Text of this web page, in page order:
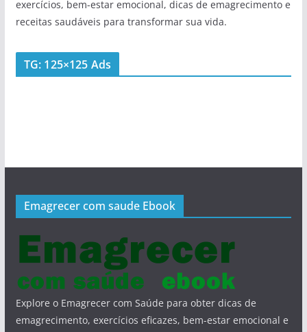
exercícios, bem-estar emocional, dicas de emagrecimento e
receitas saudáveis para transformar sua vida.
TG: 125×125 Ads
Emagrecer com saude Ebook
Explore o Emagrecer com Saúde para obter dicas de
emagrecimento, exercícios eficazes, bem-estar emocional e